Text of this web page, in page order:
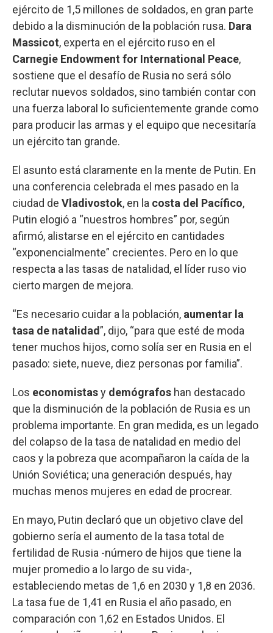
ejército de 1,5 millones de soldados, en gran parte
debido a la disminución de la población rusa. Dara
Massicot, experta en el ejército ruso en el
Carnegie Endowment for International Peace,
sostiene que el desafío de Rusia no será sólo
reclutar nuevos soldados, sino también contar con
una fuerza laboral lo suficientemente grande como
para producir las armas y el equipo que necesitaría
un ejército tan grande.
El asunto está claramente en la mente de Putin. En
una conferencia celebrada el mes pasado en la
ciudad de Vladivostok, en la costa del Pacífico,
Putin elogió a “nuestros hombres” por, según
afirmó, alistarse en el ejército en cantidades
“exponencialmente” crecientes. Pero en lo que
respecta a las tasas de natalidad, el líder ruso vio
cierto margen de mejora.
“Es necesario cuidar a la población, aumentar la
tasa de natalidad”, dijo, “para que esté de moda
tener muchos hijos, como solía ser en Rusia en el
pasado: siete, nueve, diez personas por familia”.
Los economistasy demógrafos han destacado
que la disminución de la población de Rusia es un
problema importante. En gran medida, es un legado
del colapso de la tasa de natalidad en medio del
caos y la pobreza que acompañaron la caída de la
Unión Soviética; una generación después, hay
muchas menos mujeres en edad de procrear.
En mayo, Putin declaró que un objetivo clave del
gobierno sería el aumento de la tasa total de
fertilidad de Rusia -número de hijos que tiene la
mujer promedio a lo largo de su vida-,
estableciendo metas de 1,6 en 2030 y 1,8 en 2036.
La tasa fue de 1,41 en Rusia el año pasado, en
comparación con 1,62 en Estados Unidos. El